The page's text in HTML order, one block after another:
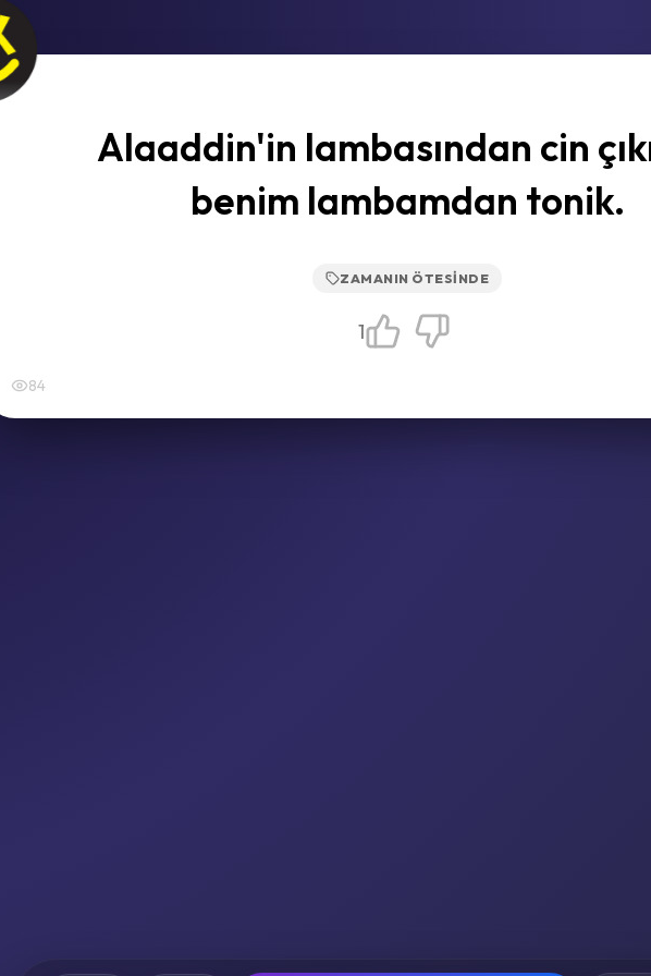
Alaaddin'in lambasından cin
benim lambamdan tonik.
ZAMANIN ÖTESINDE
84
1